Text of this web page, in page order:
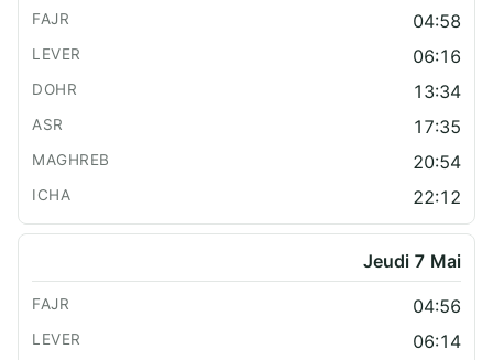
04:58
06:16
13:34
17:35
20:54
22:12
Jeudi 7 Mai
04:56
06:14